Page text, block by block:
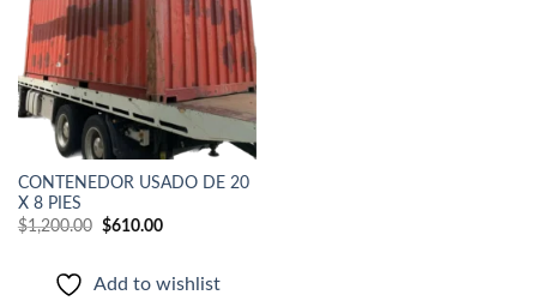
CONTENEDOR USADO DE 20
X 8 PIES
$1,200.00
El
$1,200.00.
$610.00El
$610.00.
Add to wishlist